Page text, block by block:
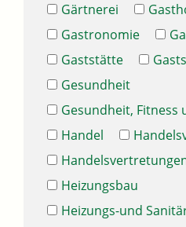
Gärtnerei
Gastronomie
Gaststätte
Gesundheit
Gesundheit, Fitness
Handel
Heizungsbau
Heizungs-und